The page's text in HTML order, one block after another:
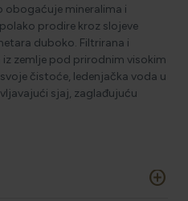
obogaćuje mineralima i
prodire kroz slojeve
duboko. Filtrirana i
zemlje pod prirodnim visokim
čistoće, ledenjačka voda u
sjaj, zaglađujuću
add_circle